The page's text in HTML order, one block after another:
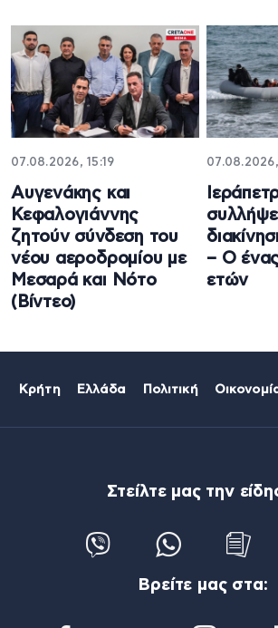
07.08.2026, 15:19
Αυγενάκης και
Κεφαλογιάννης
ζητούν σύνδεση του
νέου αεροδρομίου με
Μεσαρά και Νότο
(Βίντεο)
– Ο
ετών
Κρήτη Ελλάδα Πολιτική
Στείλτε μας την
Βρείτε μας στα: